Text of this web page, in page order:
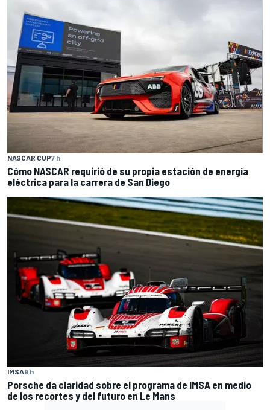
NASCAR CUP7 h
Cómo NASCAR requirió de su propia estación de energía
eléctrica para la carrera de San Diego
IMSA9 h
Porsche da claridad sobre el programa de IMSA en medio
de los recortes y del futuro en Le Mans